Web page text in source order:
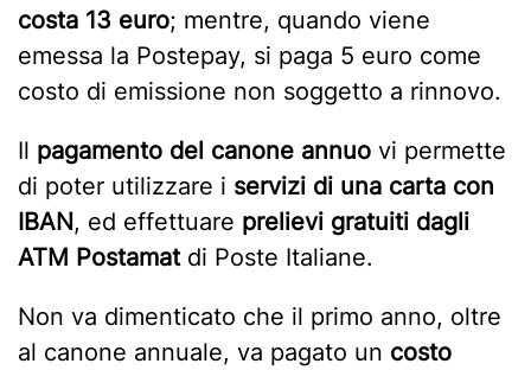
costa 13 euro; mentre, quando viene
emessa la Postepay, si paga 5 euro come
costo di emissione non soggetto a rinnovo.
Il pagamento del canone annuo vi permette
di poter utilizzare i servizi di una carta con
IBAN, ed effettuare prelievi gratuiti dagli
ATM Postamatdi Poste Italiane.
Non va dimenticato che il primo anno, oltre
al canone annuale, va pagato un costo